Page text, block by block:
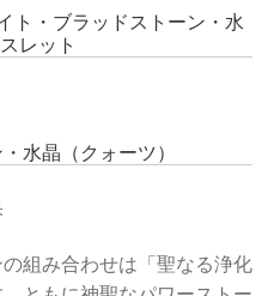
ト・ブラッドストーン・水
レット
水晶（クォーツ）
組み合わせは「聖なる浄化